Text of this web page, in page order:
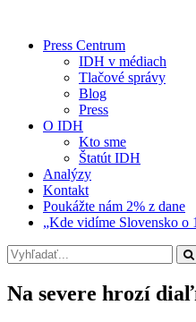
Press Centrum
IDH v médiach
Tlačové správy
Blog
Press
O IDH
Kto sme
Štatút IDH
Analýzy
Kontakt
Poukážte nám 2% z dane
„Kde vidíme Slovensko o
Na severe hrozí